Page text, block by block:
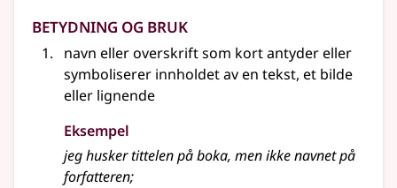
Betydning og bruk
navn elleroverskrift som kort antydereller
symboliserer innholdet av en tekst, et bilde
eller lignende
Eksempel
jeg huskertittelenpå boka, men ikke navnet på
forfatteren;